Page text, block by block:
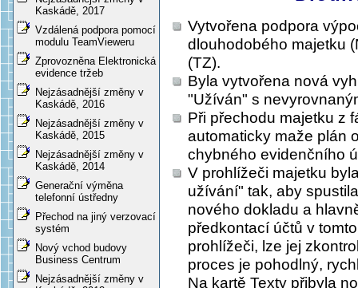
Kaskádě, 2017
Vzdálená podpora pomocí
modulu TeamVieweru
Zprovozněna Elektronická
evidence tržeb
Nejzásadnější změny v
Kaskádě, 2016
Nejzásadnější změny v
Kaskádě, 2015
Nejzásadnější změny v
Kaskádě, 2014
Generační výměna
telefonní ústředny
Přechod na jiný verzovací
systém
Nový vchod budovy
Business Centrum
Nejzásadnější změny v
Vytvořena podpora
dlouhodobého majetku
(TZ).
Byla vytvořena nová
"Užíván" s
Při přechodu majetku z
automaticky maže plán
chybného evidenčního
V prohlížeči majetku
užívání" tak, aby
nového dokladu a
předkontací účtů v
prohlížeči, lze jej
proces je pohodlný,
Na kartě Texty přibyla